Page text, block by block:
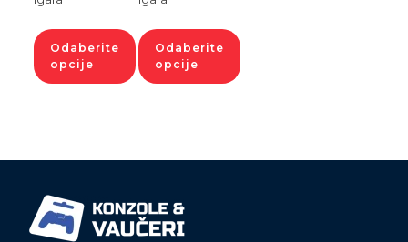
Odaberite
opcije
Odaberite
opcije